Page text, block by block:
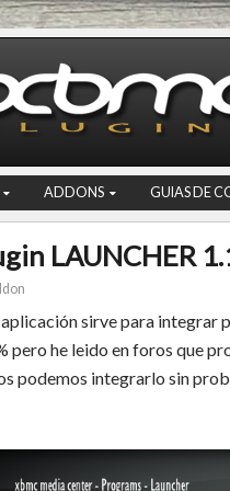
ADDONS GUIAS DE
LAUNCHER
sirve para integrar
pero he leido en foros que
podemos integrarlo sin